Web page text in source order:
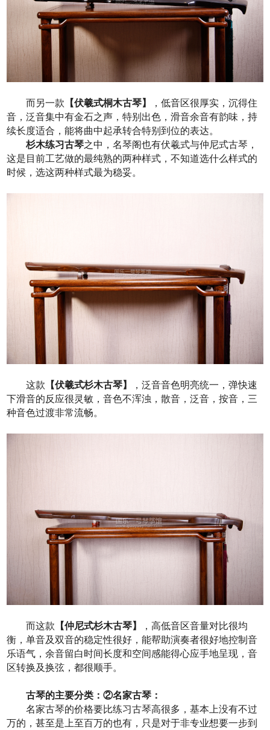
而另一款 【伏羲式桐木古琴】
，低音区很厚实，沉得住
音，泛音集中有金石之声，特别出色，滑音余音有韵味，持
续长度适合，能将曲中起承转合特别到位的表达。
杉木练习古琴之中，名琴阁也有伏羲式与仲尼式古琴，
这是目前工艺做的最纯熟的两种样式，不知道选什么样式的
时候，选这两种样式最为稳妥。
这款 【伏羲式杉木古琴】
，泛音音色明亮统一，弹快速
下滑音的反应很灵敏，音色不浑浊，散音，泛音，按音，三
种音色过渡非常流畅。
而这款 【仲尼式杉木古琴】
，高低音区音量对比很均
衡，单音及双音的稳定性很好，能帮助演奏者很好地控制音
乐语气，余音留白时间长度和空间感能得心应手地呈现，音
区转换及换弦，都很顺手。
古琴的主要分类：②名家古琴：
名家古琴的价格要比练习古琴高很多，基本上没有不过
万的，甚至是上至百万的也有，只是对于非专业想要一步到